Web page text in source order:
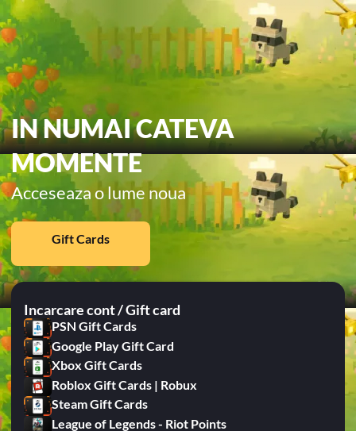
IN NUMAI CATEVA
MOMENTE
Acceseaza o lume noua
Gift Cards
Incarcare cont / Gift card
PSN Gift Cards
Google Play Gift Card
Xbox Gift Cards
Roblox Gift Cards | Robux
Steam Gift Cards
League of Legends - Riot Points